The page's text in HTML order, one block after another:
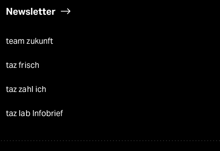
Newsletter
team zukunft
taz frisch
taz zahl ich
taz lab Infobrief